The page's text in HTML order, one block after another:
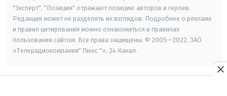
"Эксперт", "Позиция" отражают позицию авторов и героев.
Редакция может не разделять их взглядов. Подробнее о рекламе
и правил цитирования можно ознакомиться в правилах
пользования сайтом. Все права защищены. © 2005—2022, ЗАО
«Телерадиокомпания" Люкс "», 24 Канал.